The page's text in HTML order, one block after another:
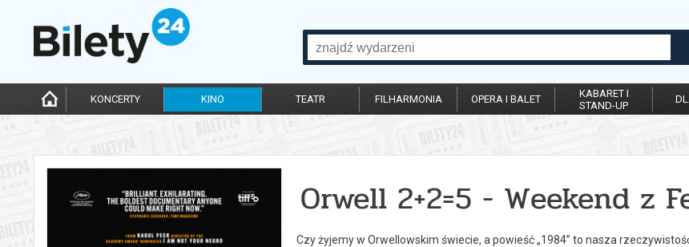
KONCERTY KINO TEATR FILHARMONIA OPERA I BALET
KABARET I
STAND-UP
Orwell 2+2=5 - Weekend z
Czy żyjemy w Orwellowskim świecie, a powieść „1984” to nasza